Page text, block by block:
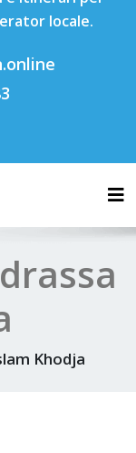
locale.
Khodja